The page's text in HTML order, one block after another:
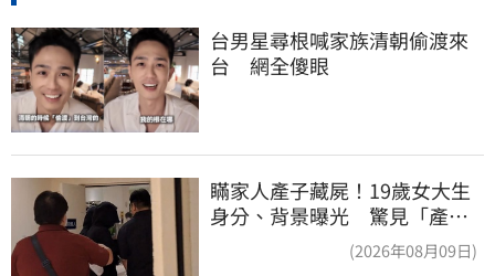
台男星尋根喊家族清朝偷渡來
台　網全傻眼
瞞家人產子藏屍！19歲女大生
身分、背景曝光 驚見「產檢
(2026年08月09日)